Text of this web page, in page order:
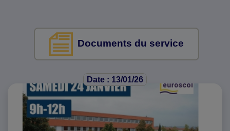
Documents du service
Date : 13/01/26